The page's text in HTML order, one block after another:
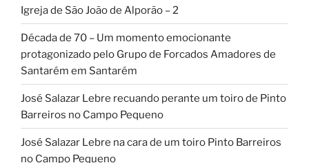
Igreja de São João de Alporão – 2
Década de 70 – Um momento emocionante
protagonizado pelo Grupo de Forcados Amadores de
Santarém em Santarém
José Salazar Lebre recuando perante um toiro de Pinto
Barreiros no Campo Pequeno
José Salazar Lebre na cara de um toiro Pinto Barreiros
no Campo Pequeno